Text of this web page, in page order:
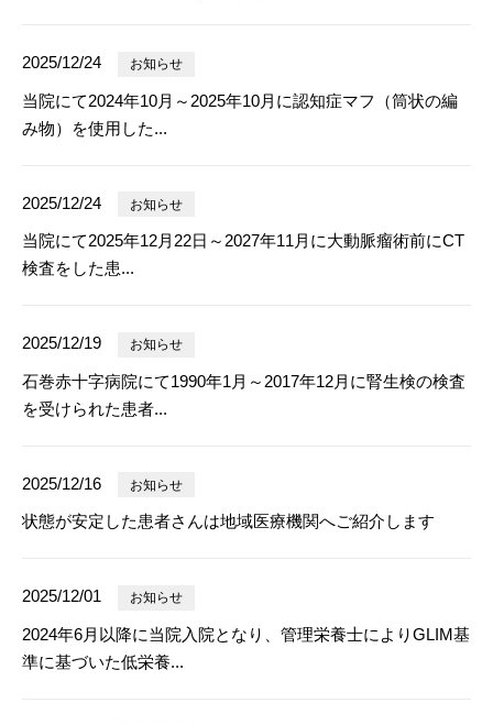
2025/12/24 お知らせ
当院にて2024年10月～2025年10月に認知症マフ（筒状の編
み物）を使用した...
2025/12/24 お知らせ
当院にて2025年12月22日～2027年11月に大動脈瘤術前にCT
検査をした患...
2025/12/19 お知らせ
石巻赤十字病院にて1990年1月～2017年12月に腎生検の検査
を受けられた患者...
2025/12/16 お知らせ
状態が安定した患者さんは地域医療機関へご紹介します
2025/12/01 お知らせ
2024年6月以降に当院入院となり、管理栄養士によりGLIM基
準に基づいた低栄養...